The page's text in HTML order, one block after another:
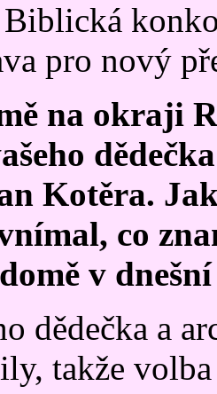
Biblická
pro nový
na okraji
Kotěra.
co
v
dědečka a
takže